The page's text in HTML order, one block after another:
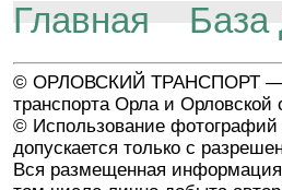
Главная
© ОРЛОВСКИЙ ТРАНСПОРТ —
транспорта Орла и Орловской
© Использование
допускается только с
Вся размещенная информация